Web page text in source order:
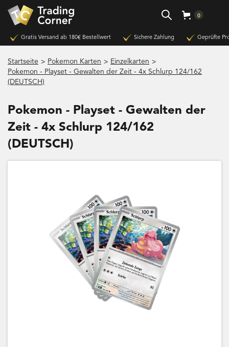
0
Gratis Versand ab 180€ Bestellwert Sichere Zahlung Geprüfte
Startseite > Pokemon Karten > Einzelkarten >
Pokemon - Playset - Gewalten der Zeit - 4x Schlurp 124/162
(DEUTSCH)
Pokemon - Playset - Gewalten der
Zeit - 4x Schlurp 124/162
(DEUTSCH)